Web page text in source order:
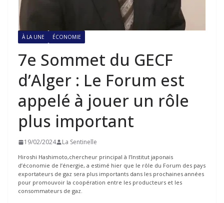
À LA UNE ÉCONOMIE
7e Sommet du GECF
d’Alger : Le Forum est
appelé à jouer un rôle
plus important
19/02/2024 La Sentinelle
Hiroshi Hashimoto,chercheur principal à l’Institut japonais
d’économie de l’énergie, a estimé hier que le rôle du Forum des pays
exportateurs de gaz sera plus importants dans les prochaines années
pour promouvoir la coopération entre les producteurs et les
consommateurs de gaz.